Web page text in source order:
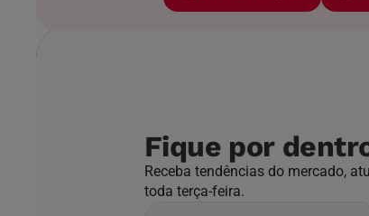
Fique por
Receba tendências do mercado,
toda terça-feira.